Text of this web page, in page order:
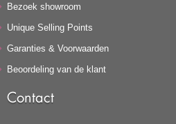
Bezoek showroom
Unique Selling Points
Garanties & Voorwaarden
Beoordeling van de klant
Contact